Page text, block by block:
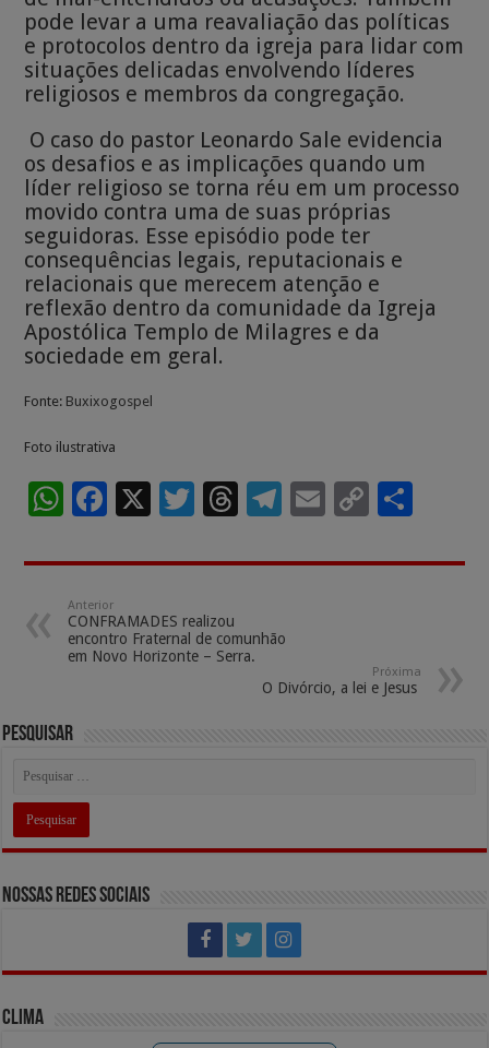
pode levar a uma reavaliação das políticas
e protocolos dentro da igreja para lidar com
situações delicadas envolvendo líderes
religiosos e membros da congregação.
O caso do pastor Leonardo Sale evidencia
os desafios e as implicações quando um
líder religioso se torna réu em um processo
movido contra uma de suas próprias
seguidoras. Esse episódio pode ter
consequências legais, reputacionais e
relacionais que merecem atenção e
reflexão dentro da comunidade da Igreja
Apostólica Templo de Milagres e da
sociedade em geral.
Fonte: Buxixogospel
Foto ilustrativa
W
at
sA
p
p
F
e
b
o
o
X
T
tt
er
T
re
ds
T
e
a
m
E
ai
C
p
n
k
ar
Anterior
CONFRAMADES realizou
encontro Fraternal de comunhão
em Novo Horizonte – Serra.
Próxima
O Divórcio, a lei e Jesus
Pesquisar
Nossas Redes Sociais
Clima